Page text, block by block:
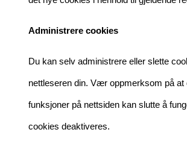
Administrere cookies
Du kan selv administrere eller slette
nettleseren din. Vær oppmerksom på at
funksjoner på nettsiden kan slutte å
cookies deaktiveres.